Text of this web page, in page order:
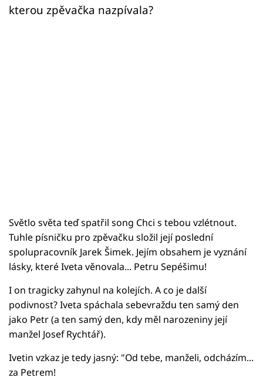
kterou zpěvačka nazpívala?
Světlo světa teď spatřil song Chci s tebou vzlétnout.
Tuhle písničku pro zpěvačku složil její poslední
spolupracovník Jarek Šimek. Jejím obsahem je vyznání
lásky, které Iveta věnovala... Petru Sepéšimu!
I on tragicky zahynul na kolejích. A co je další
podivnost? Iveta spáchala sebevraždu ten samý den
jako Petr (a ten samý den, kdy měl narozeniny její
manžel Josef Rychtář).
Ivetin vzkaz je tedy jasný: "Od tebe, manželi, odcházím...
za Petrem!